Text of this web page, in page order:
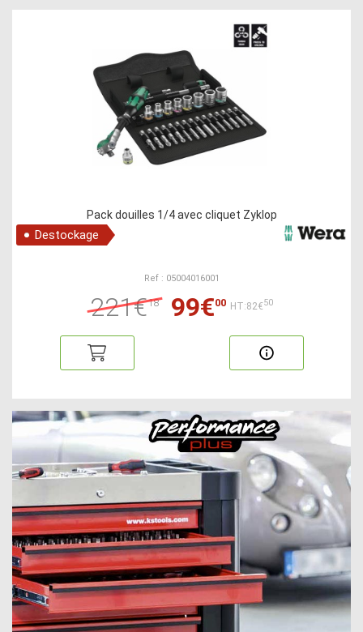
Pack douilles 1/4 avec cliquet Zyklop
Destockage
Ref : 05004016001
221€18 99€00 HT:82€50